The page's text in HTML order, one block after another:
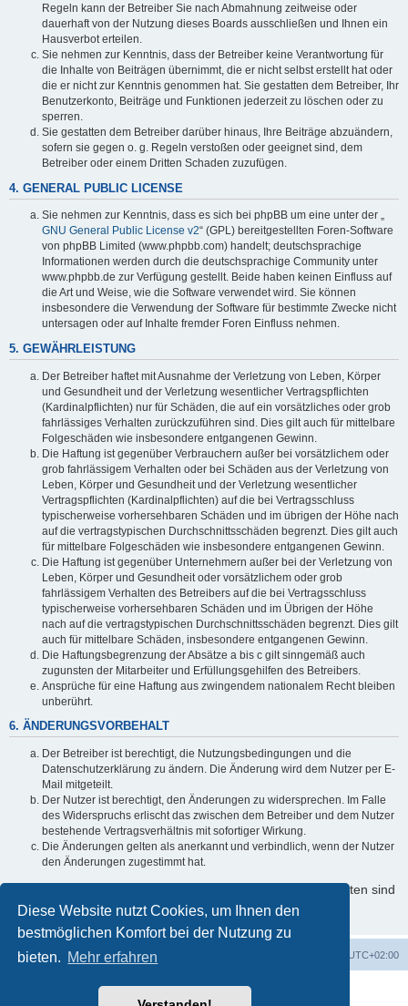
Diese Website nutzt Cookies, um Ihnen den
bestmöglichen Komfort bei der Nutzung zu
bieten. Mehr erfahren
Regeln kann der Betreiber Sie nach Abmahnung zeitweise oder
dauerhaft von der Nutzung dieses Boards ausschließen und Ihnen ein
Hausverbot erteilen.
Sie nehmen zur Kenntnis, dass der Betreiber keine Verantwortung für
die Inhalte von Beiträgen übernimmt, die er nicht selbst erstellt hat oder
die er nicht zur Kenntnis genommen hat. Sie gestatten dem Betreiber, Ihr
Benutzerkonto, Beiträge und Funktionen jederzeit zu löschen oder zu
sperren.
Sie gestatten dem Betreiber darüber hinaus, Ihre Beiträge abzuändern,
sofern sie gegen o. g. Regeln verstoßen oder geeignet sind, dem
Betreiber oder einem Dritten Schaden zuzufügen.
4. GENERAL PUBLIC LICENSE
Sie nehmen zur Kenntnis, dass es sich bei phpBB um eine unter der „
GNU General Public License v2“ (GPL) bereitgestellten Foren-Software
von phpBB Limited (www.phpbb.com) handelt; deutschsprachige
Informationen werden durch die deutschsprachige Community unter
www.phpbb.de zur Verfügung gestellt. Beide haben keinen Einfluss auf
die Art und Weise, wie die Software verwendet wird. Sie können
insbesondere die Verwendung der Software für bestimmte Zwecke nicht
untersagen oder auf Inhalte fremder Foren Einfluss nehmen.
5. GEWÄHRLEISTUNG
Der Betreiber haftet mit Ausnahme der Verletzung von Leben, Körper
und Gesundheit und der Verletzung wesentlicher Vertragspflichten
(Kardinalpflichten) nur für Schäden, die auf ein vorsätzliches oder grob
fahrlässiges Verhalten zurückzuführen sind. Dies gilt auch für mittelbare
Folgeschäden wie insbesondere entgangenen Gewinn.
Die Haftung ist gegenüber Verbrauchern außer bei vorsätzlichem oder
grob fahrlässigem Verhalten oder bei Schäden aus der Verletzung von
Leben, Körper und Gesundheit und der Verletzung wesentlicher
Vertragspflichten (Kardinalpflichten) auf die bei Vertragsschluss
typischerweise vorhersehbaren Schäden und im übrigen der Höhe nach
auf die vertragstypischen Durchschnittsschäden begrenzt. Dies gilt auch
für mittelbare Folgeschäden wie insbesondere entgangenen Gewinn.
Die Haftung ist gegenüber Unternehmern außer bei der Verletzung von
Leben, Körper und Gesundheit oder vorsätzlichem oder grob
fahrlässigem Verhalten des Betreibers auf die bei Vertragsschluss
typischerweise vorhersehbaren Schäden und im Übrigen der Höhe
nach auf die vertragstypischen Durchschnittsschäden begrenzt. Dies gilt
auch für mittelbare Schäden, insbesondere entgangenen Gewinn.
Die Haftungsbegrenzung der Absätze a bis c gilt sinngemäß auch
zugunsten der Mitarbeiter und Erfüllungsgehilfen des Betreibers.
Ansprüche für eine Haftung aus zwingendem nationalem Recht bleiben
unberührt.
6. ÄNDERUNGSVORBEHALT
Der Betreiber ist berechtigt, die Nutzungsbedingungen und die
Datenschutzerklärung zu ändern. Die Änderung wird dem Nutzer per E-
Mail mitgeteilt.
Der Nutzer ist berechtigt, den Änderungen zu widersprechen. Im Falle
des Widerspruchs erlischt das zwischen dem Betreiber und dem Nutzer
bestehende Vertragsverhältnis mit sofortiger Wirkung.
Die Änderungen gelten als anerkannt und verbindlich, wenn der Nutzer
den Änderungen zugestimmt hat.
Informationen über den Umgang mit Ihren persönlichen Daten sind
in der Datenschutzerklärung enthalten.
Startseite Foren-Übersicht UTC+02:00
Powered byphpBB® Forum Software © phpBB Limited
Deutsche Übersetzung durch